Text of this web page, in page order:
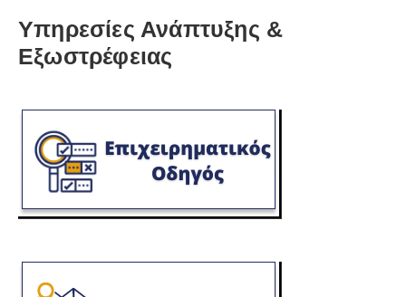
Υπηρεσίες Ανάπτυξης &
Εξωστρέφειας